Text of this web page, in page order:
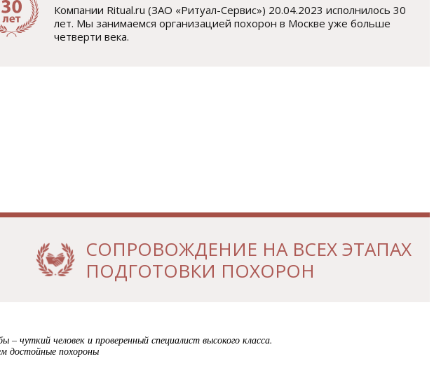
Компании Ritual.ru (ЗАО «Ритуaл-Сeрвис») 20.04.2023 исполнилось 30
лет. Мы занимаемся организацией похорон в Москве уже больше
четверти века.
СОПРОВОЖДЕНИЕ НА ВСЕХ ЭТАПАХ
ПОДГОТОВКИ ПОХОРОН
человек и проверенный специалист высокого класса.
достойные похороны